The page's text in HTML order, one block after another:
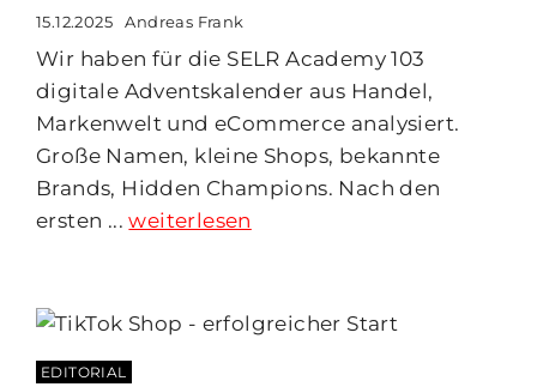
15.12.2025 Andreas Frank
Wir haben für die SELR Academy 103
digitale Adventskalender aus Handel,
Markenwelt und eCommerce analysiert.
Große Namen, kleine Shops, bekannte
Brands, Hidden Champions. Nach den
ersten ...weiterlesen
EDITORIAL